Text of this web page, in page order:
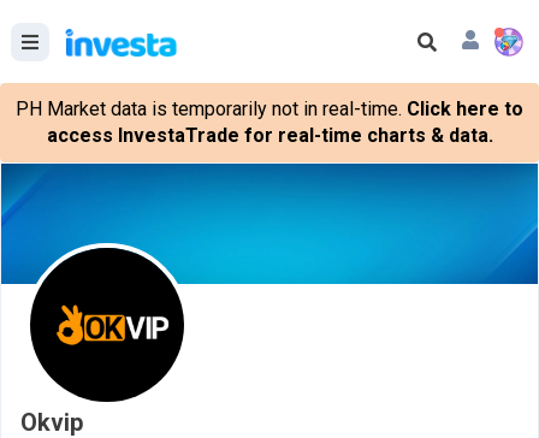
PH Market data is temporarily not in real-time. Click here to
access InvestaTrade for real-time charts & data.
Okvip